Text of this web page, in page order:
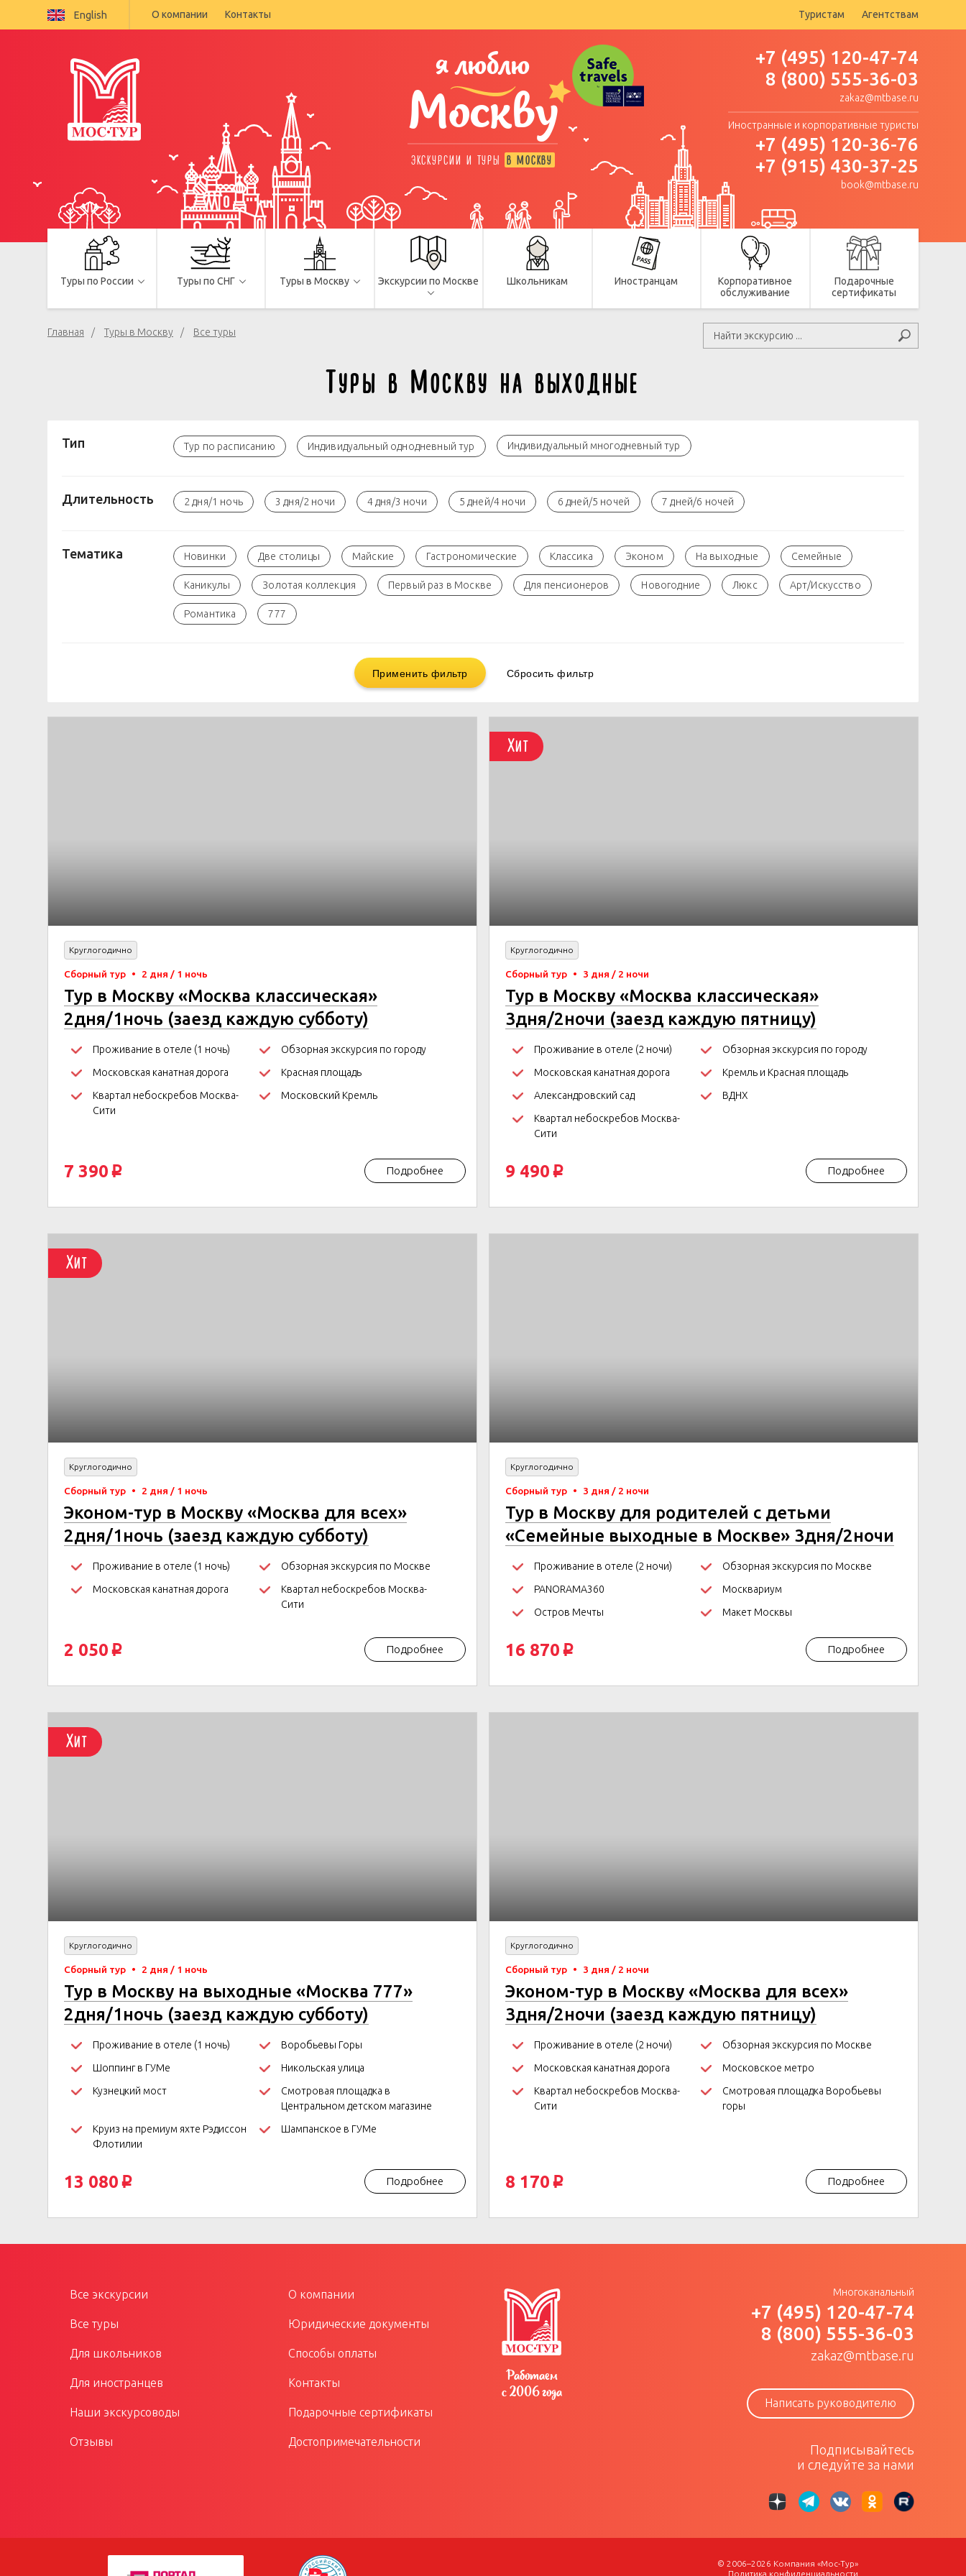
English О компании Контакты Туристам Агентствам
я люблю
Москву
ЭКСКУРСИИ И ТУРЫ В МОСКВУ
+7 (495) 120-47-74
8 (800) 555-36-03
zakaz@mtbase.ru
Иностранные и корпоративные туристы
+7 (495) 120-36-76
+7 (915) 430-37-25
book@mtbase.ru
Туры по России Туры по СНГ Туры в Москву Экскурсии по Москве Школьникам Иностранцам
Корпоративное
обслуживание
Подарочные
сертификаты
Главная Туры в Москву Все туры
Туры в Москву на выходные
Тип Тур по расписанию Индивидуальный однодневный тур Индивидуальный многодневный тур
Длительность 2 дня/1 ночь 3 дня/2 ночи 4 дня/3 ночи 5 дней/4 ночи 6 дней/5 ночей 7 дней/6 ночей
Тематика Новинки Две столицы Майские Гастрономические Классика Эконом На выходные Семейные
Каникулы Золотая коллекция Первый раз в Москве Для пенсионеров Новогодние Люкс Арт/Искусство
Романтика 777
Применить фильтр Сбросить фильтр
Круглогодично
Сборный тур • 2 дня / 1 ночь
Тур в Москву «Москва классическая»
2дня/1ночь (заезд каждую субботу)
Проживание в отеле (1 ночь)
Обзорная экскурсия по городу
Московская канатная дорога
Красная площадь
Квартал небоскребов Москва-
Сити
Московский Кремль
7 390 p Подробнее
Хит
Круглогодично
Сборный тур • 3 дня / 2 ночи
Тур в Москву «Москва классическая»
3дня/2ночи (заезд каждую пятницу)
Проживание в отеле (2 ночи)
Обзорная экскурсия по городу
Московская канатная дорога
Кремль и Красная площадь
Александровский сад
ВДНХ
Квартал небоскребов Москва-
Сити
9 490 p Подробнее
Хит
Круглогодично
Сборный тур • 2 дня / 1 ночь
Эконом-тур в Москву «Москва для всех»
2дня/1ночь (заезд каждую субботу)
Проживание в отеле (1 ночь)
Обзорная экскурсия по Москве
Московская канатная дорога
Квартал небоскребов Москва-
Сити
2 050 p Подробнее
Круглогодично
Сборный тур • 3 дня / 2 ночи
Тур в Москву для родителей с детьми
«Семейные выходные в Москве» 3дня/2ночи
Проживание в отеле (2 ночи)
Обзорная экскурсия по Москве
PANORAMA360
Москвариум
Остров Мечты
Макет Москвы
16 870 p Подробнее
Хит
Круглогодично
Сборный тур • 2 дня / 1 ночь
Тур в Москву на выходные «Москва 777»
2дня/1ночь (заезд каждую субботу)
Проживание в отеле (1 ночь)
Воробьевы Горы
Шоппинг в ГУМе
Никольская улица
Кузнецкий мост
Cмотровая площадка в
Центральном детском магазине
Круиз на премиум яхте Рэдиссон
Флотилии
Шампанское в ГУМе
13 080 p Подробнее
Круглогодично
Сборный тур • 3 дня / 2 ночи
Эконом-тур в Москву «Москва для всех»
3дня/2ночи (заезд каждую пятницу)
Проживание в отеле (2 ночи)
Обзорная экскурсия по Москве
Московская канатная дорога
Московское метро
Квартал небоскребов Москва-
Сити
Смотровая площадка Воробьевы
горы
8 170 p Подробнее
Все экскурсии
Все туры
Для школьников
Для иностранцев
Наши экскурсоводы
Отзывы
О компании
Юридические документы
Способы оплаты
Контакты
Подарочные сертификаты
Достопримечательности
Работаем
с 2006 года
Многоканальный
+7 (495) 120-47-74
8 (800) 555-36-03
zakaz@mtbase.ru
Написать руководителю
Подписывайтесь
и следуйте за нами
© 2006–2026 Компания «Мос-Тур»
Политика конфиденциальности